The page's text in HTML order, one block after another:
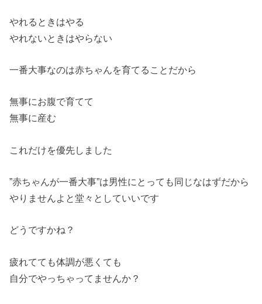
やれるときはやる
やれないときはやらない
一番大事なのは赤ちゃんを育てることだから
無事にお腹で育てて
無事に産む
これだけを優先しました
”赤ちゃんが一番大事”は男性にとっても同じなはずだから
やりませんよと堂々としていいです
どうですかね？
疲れてても体調が悪くても
自分でやっちゃってませんか？